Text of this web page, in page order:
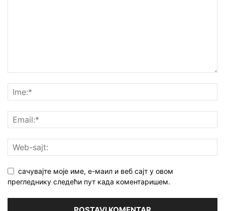
сачувајте моје име, е-маил и веб сајт у овом
прегледнику следећи пут када коментаришем.